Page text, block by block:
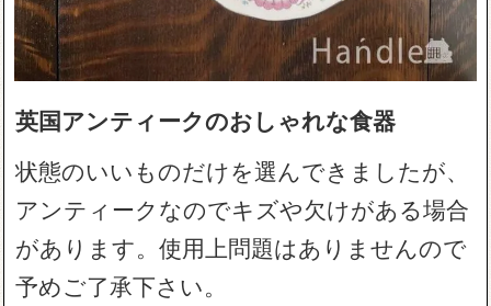
英国アンティークのおしゃれな食器
状態のいいものだけを選んできましたが、
アンティークなのでキズや欠けがある場合
があります。使用上問題はありませんので
予めご了承下さい。